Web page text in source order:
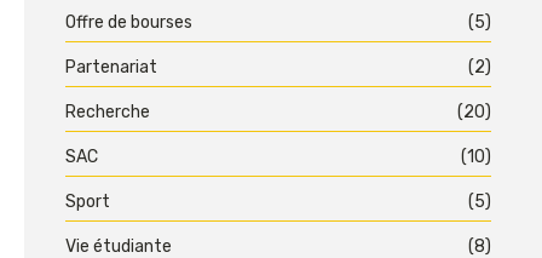
Offre de bourses (5)
Partenariat (2)
Recherche (20)
SAC (10)
Sport (5)
Vie étudiante (8)